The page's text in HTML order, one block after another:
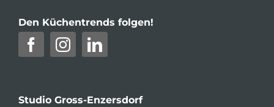
Den Küchentrends folgen!
Studio Gross-Enzersdorf